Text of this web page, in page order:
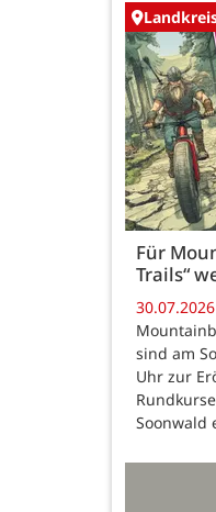
Für
Trails“
30.07.2026
sind am
Uhr zur
Soonwald